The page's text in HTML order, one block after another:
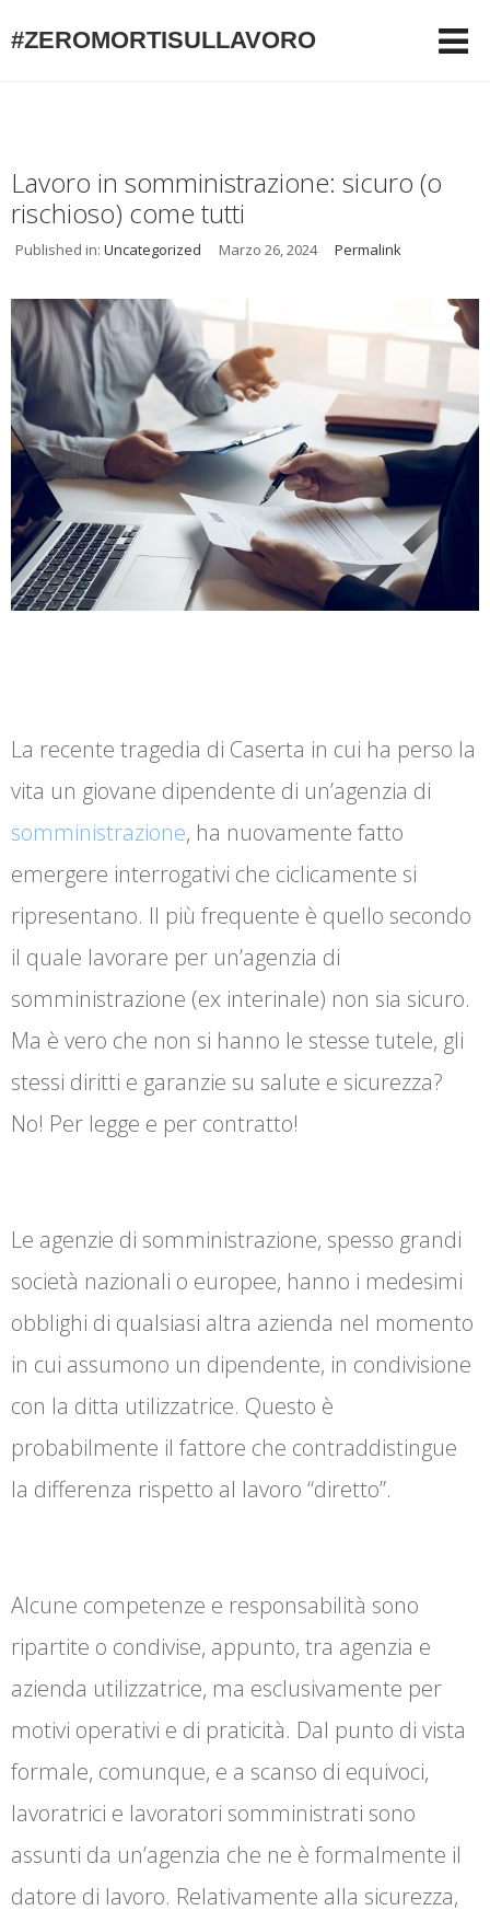
#ZEROMORTISULLAVORO
Lavoro in somministrazione: sicuro (o
rischioso) come tutti
Published in: Uncategorized Marzo 26, 2024 Permalink
La recente tragedia di Caserta in cui ha perso la
vita un giovane dipendente di un’agenzia di
somministrazione, ha nuovamente fatto
emergere interrogativi che ciclicamente si
ripresentano. Il più frequente è quello secondo
il quale lavorare per un’agenzia di
somministrazione (ex interinale) non sia sicuro.
Ma è vero che non si hanno le stesse tutele, gli
stessi diritti e garanzie su salute e sicurezza?
No! Per legge e per contratto!
Le agenzie di somministrazione, spesso grandi
società nazionali o europee, hanno i medesimi
obblighi di qualsiasi altra azienda nel momento
in cui assumono un dipendente, in condivisione
con la ditta utilizzatrice. Questo è
probabilmente il fattore che contraddistingue
la differenza rispetto al lavoro “diretto”.
Alcune competenze e responsabilità sono
ripartite o condivise, appunto, tra agenzia e
azienda utilizzatrice, ma esclusivamente per
motivi operativi e di praticità. Dal punto di vista
formale, comunque, e a scanso di equivoci,
lavoratrici e lavoratori somministrati sono
assunti da un’agenzia che ne è formalmente il
datore di lavoro. Relativamente alla sicurezza,